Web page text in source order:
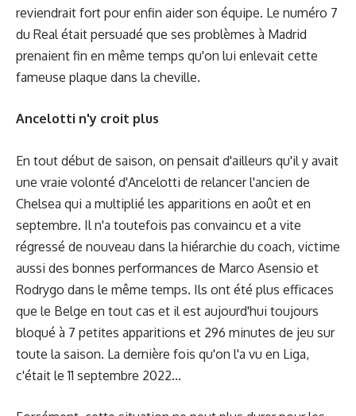
reviendrait fort pour enfin aider son équipe. Le numéro 7
du Real était persuadé que ses problèmes à Madrid
prenaient fin en même temps qu'on lui enlevait cette
fameuse plaque dans la cheville.
Ancelotti n'y croit plus
En tout début de saison, on pensait d'ailleurs qu'il y avait
une vraie volonté d'Ancelotti de relancer l'ancien de
Chelsea qui a multiplié les apparitions en août et en
septembre. Il n'a toutefois pas convaincu et a vite
régressé de nouveau dans la hiérarchie du coach, victime
aussi des bonnes performances de Marco Asensio et
Rodrygo dans le même temps. Ils ont été plus efficaces
que le Belge en tout cas et il est aujourd'hui toujours
bloqué à 7 petites apparitions et 296 minutes de jeu sur
toute la saison. La dernière fois qu'on l'a vu en Liga,
c'était le 11 septembre 2022...